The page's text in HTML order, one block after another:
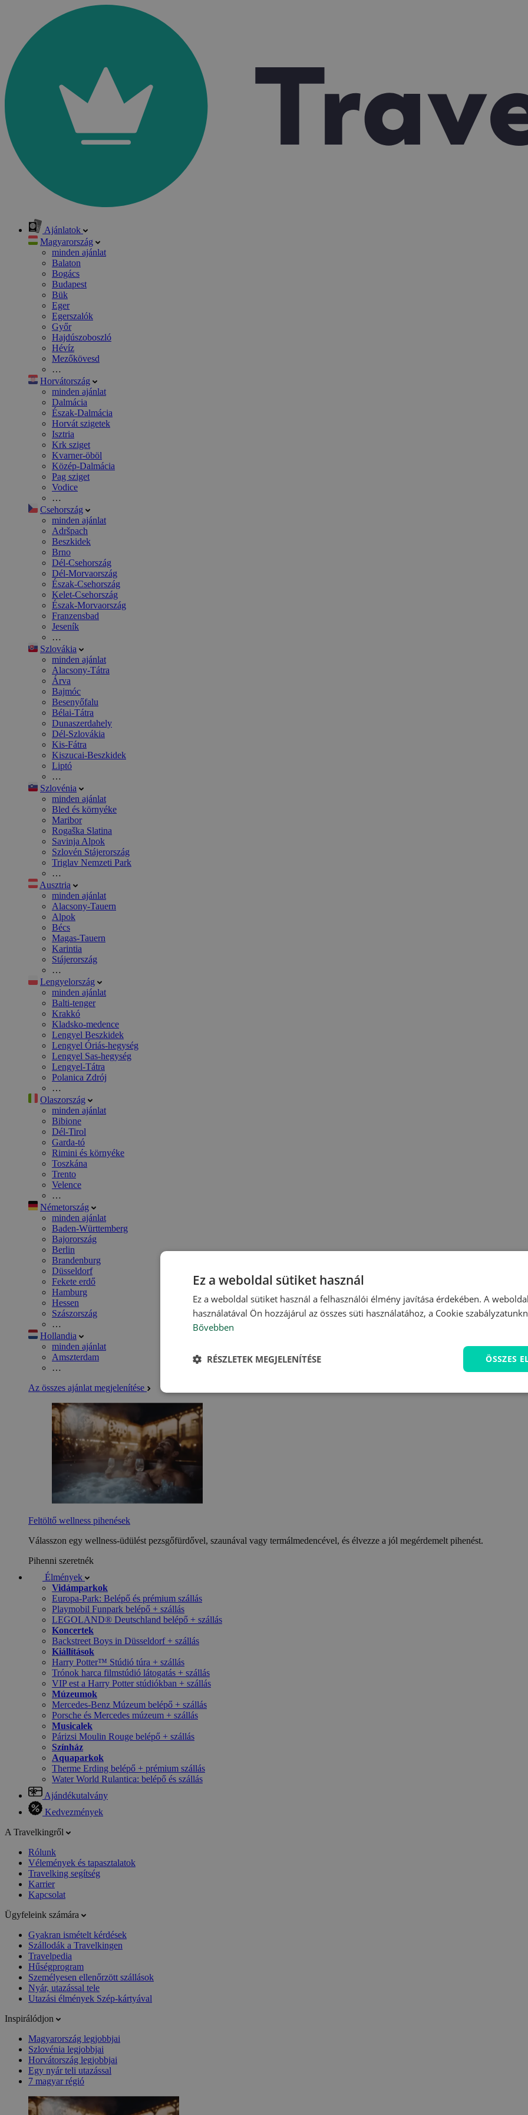
Ajánlatok
Magyarország
minden ajánlat
Balaton
Bogács
Budapest
Bük
Eger
Egerszalók
Győr
Hajdúszoboszló
Hévíz
Mezőkövesd
…
Horvátország
minden ajánlat
Dalmácia
Észak-Dalmácia
Horvát szigetek
Isztria
Krk sziget
Kvarner-öböl
Közép-Dalmácia
Pag sziget
Vodice
…
Csehország
minden ajánlat
Adršpach
Beszkidek
Brno
Dél-Csehország
Dél-Morvaország
Észak-Csehország
Kelet-Csehország
Észak-Morvaország
Franzensbad
Jeseník
…
Szlovákia
minden ajánlat
Alacsony-Tátra
Árva
Bajmóc
Besenyőfalu
Bélai-Tátra
Dunaszerdahely
Dél-Szlovákia
Kis-Fátra
Kiszucai-Beszkidek
Liptó
…
Szlovénia
minden ajánlat
Bled és környéke
Maribor
Rogaška Slatina
Savinja Alpok
Szlovén Stájerország
Triglav Nemzeti Park
…
Ausztria
minden ajánlat
Alacsony-Tauern
Alpok
Bécs
Magas-Tauern
Karintia
Stájerország
…
Lengyelország
minden ajánlat
Balti-tenger
Krakkó
Kladsko-medence
Lengyel Beszkidek
Lengyel Óriás-hegység
Lengyel Sas-hegység
Lengyel-Tátra
Polanica Zdrój
…
Olaszország
minden ajánlat
Bibione
Dél-Tirol
Garda-tó
Rimini és környéke
Toszkána
Trento
Velence
…
Németország
minden ajánlat
Baden-Württemberg
Bajorország
Berlin
Brandenburg
Düsseldorf
Fekete erdő
Hamburg
Hessen
Szászország
…
Hollandia
minden ajánlat
Amszterdam
…
Az összes ajánlat megjelenítése
Feltöltő wellness pihenések
Válasszon egy wellness-üdülést pezsgőfürdővel, szaunával vagy termálmedencével, és élvezze a jól megérdemelt pihenést.
Pihenni szeretnék
Élmények
Vidámparkok
Europa-Park: Belépő és prémium szállás
Playmobil Funpark belépő + szállás
LEGOLAND® Deutschland belépő + szállás
Koncertek
Backstreet Boys in Düsseldorf + szállás
Kiállítások
Harry Potter™ Stúdió túra + szállás
Trónok harca filmstúdió látogatás + szállás
VIP est a Harry Potter stúdiókban + szállás
Múzeumok
Mercedes-Benz Múzeum belépő + szállás
Porsche és Mercedes múzeum + szállás
Musicalek
Párizsi Moulin Rouge belépő + szállás
Színház
Aquaparkok
Therme Erding belépő + prémium szállás
Water World Rulantica: belépő és szállás
Ajándékutalvány
Kedvezmények
A Travelkingről
Rólunk
Vélemények és tapasztalatok
Travelking segítség
Karrier
Kapcsolat
Ügyfeleink számára
Gyakran ismételt kérdések
Szállodák a Travelkingen
Travelpedia
Hűségprogram
Személyesen ellenőrzött szállások
Nyár, utazással tele
Utazási élmények Szép-kártyával
Inspirálódjon
Magyarország legjobbjai
Szlovénia legjobbjai
Horvátország legjobbjai
Egy nyár teli utazással
7 magyar régió
Ez a weboldal sütiket használ
Ez a weboldal sütiket használ a felhasználói élmény javítása érdekében. A
használatával Ön hozzájárul az összes süti használatához, a Cookie
Bővebben
ÖSSZES
RÉSZLETEK MEGJELENÍTÉSE